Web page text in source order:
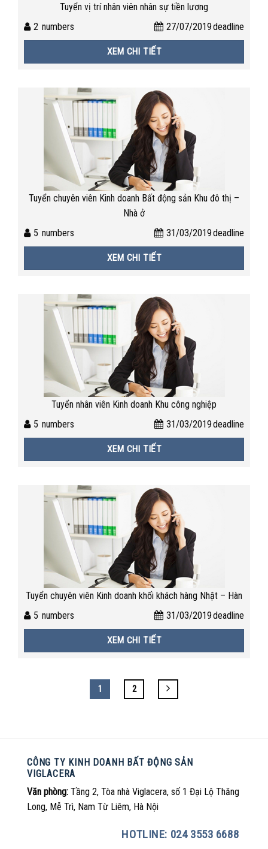
Tuyển vị trí nhân viên nhân sự tiền lương
2 numbers 27/07/2019deadline
XEM CHI TIẾT
Tuyển chuyên viên Kinh doanh Bất động sản Khu đô thị –
Nhà ở
5 numbers 31/03/2019deadline
XEM CHI TIẾT
Tuyển nhân viên Kinh doanh Khu công nghiệp
5 numbers 31/03/2019deadline
XEM CHI TIẾT
Tuyển chuyên viên Kinh doanh khối khách hàng Nhật – Hàn
5 numbers 31/03/2019deadline
XEM CHI TIẾT
1 2
CÔNG TY KINH DOANH BẤT ĐỘNG SẢN
VIGLACERA
Văn phòng: Tầng 2, Tòa nhà Viglacera, số 1 Đại Lộ Thăng
Long, Mễ Trì, Nam Từ Liêm, Hà Nội
HOTLINE: 024 3553 6688